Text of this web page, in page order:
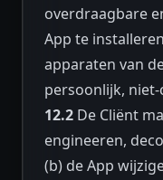
overdraagbare
App te
apparaten van
persoonlijk,
12.2 De Cliënt
engineeren,
(b) de App